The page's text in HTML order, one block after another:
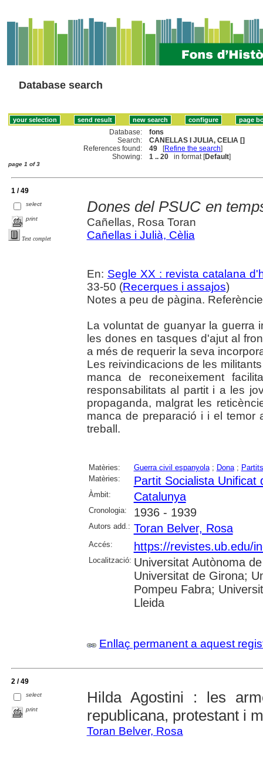
Database search
Database:
fons
Search:
CANELLAS I JULIA, CELIA []
References found:
49 [Refine the search]
Showing:
1 .. 20 in format [Default]
page 1 of 3
1 / 49
select
print
Text complet
Dones del PSUC en
Cañellas, Rosa Toran
Cañellas i Julià, Cèlia
En: Segle XX : revista catalana
33-50 (Recerques i assajos)
Notes a peu de pàgina.
La voluntat de guanyar la guerra
les dones en tasques d'ajut al
a més de requerir la seva
Les reivindicacions de les
manca de reconeixement
responsabilitats al partit i a les
propaganda, malgrat les
manca de preparació i i el temor
treball.
Matèries: Guerra civil espanyola; Dona;
Matèries:
Partit Socialista Unificat
Àmbit: Catalunya
Cronologia: 1936 - 1939
Autors add.: Toran Belver, Rosa
Accés: https://revistes.ub.edu/
Localització: Universitat Autònoma
Universitat de Girona;
Pompeu Fabra;
Lleida
Enllaç permanent a aquest
2 / 49
select
print
Hilda Agostini : les
republicana, protestant i
Toran Belver, Rosa